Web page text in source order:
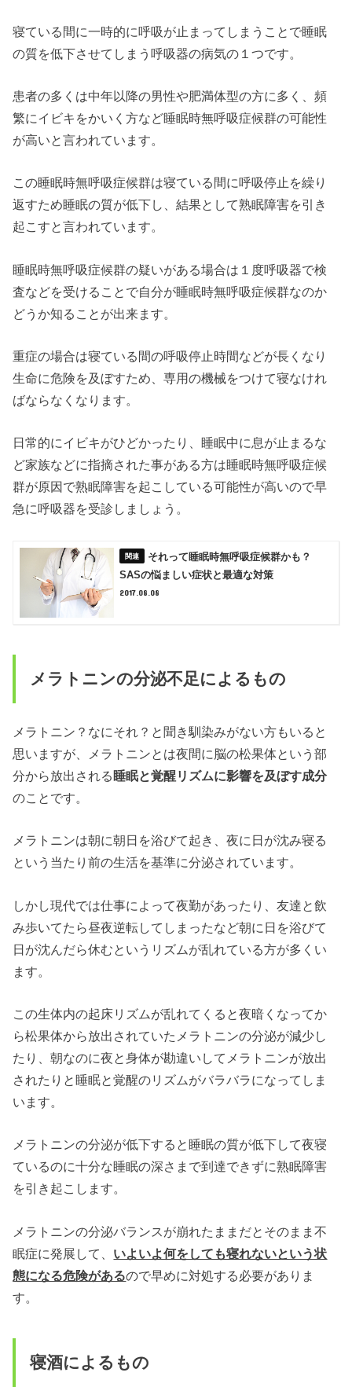
寝ている間に一時的に呼吸が止まってしまうことで睡眠
の質を低下させてしまう呼吸器の病気の１つです。
患者の多くは中年以降の男性や肥満体型の方に多く、頻
繁にイビキをかいく方など睡眠時無呼吸症候群の可能性
が高いと言われています。
この睡眠時無呼吸症候群は寝ている間に呼吸停止を繰り
返すため睡眠の質が低下し、結果として熟眠障害を引き
起こすと言われています。
睡眠時無呼吸症候群の疑いがある場合は１度呼吸器で検
査などを受けることで自分が睡眠時無呼吸症候群なのか
どうか知ることが出来ます。
重症の場合は寝ている間の呼吸停止時間などが長くなり
生命に危険を及ぼすため、専用の機械をつけて寝なけれ
ばならなくなります。
日常的にイビキがひどかったり、睡眠中に息が止まるな
ど家族などに指摘された事がある方は睡眠時無呼吸症候
群が原因で熟眠障害を起こしている可能性が高いので早
急に呼吸器を受診しましょう。
それって睡眠時無呼吸症候群かも？
SASの悩ましい症状と最適な対策
2017.08.08
メラトニンの分泌不足によるもの
メラトニン？なにそれ？と聞き馴染みがない方もいると
思いますが、メラトニンとは夜間に脳の松果体という部
分から放出される 睡眠と覚醒リズムに影響を及ぼす成分
のことです。
メラトニンは朝に朝日を浴びて起き、夜に日が沈み寝る
という当たり前の生活を基準に分泌されています。
しかし現代では仕事によって夜勤があったり、友達と飲
み歩いてたら昼夜逆転してしまったなど朝に日を浴びて
日が沈んだら休むというリズムが乱れている方が多くい
ます。
この生体内の起床リズムが乱れてくると夜暗くなってか
ら松果体から放出されていたメラトニンの分泌が減少し
たり、朝なのに夜と身体が勘違いしてメラトニンが放出
されたりと睡眠と覚醒のリズムがバラバラになってしま
います。
メラトニンの分泌が低下すると睡眠の質が低下して夜寝
ているのに十分な睡眠の深さまで到達できずに熟眠障害
を引き起こします。
メラトニンの分泌バランスが崩れたままだとそのまま不
眠症に発展して、 いよいよ何をしても寝れないという状
態になる危険があるので早めに対処する必要がありま
す。
寝酒によるもの